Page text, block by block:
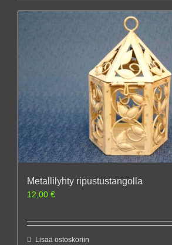
Metallilyhty ripustustangolla
12,00 €
Lisää ostoskoriin